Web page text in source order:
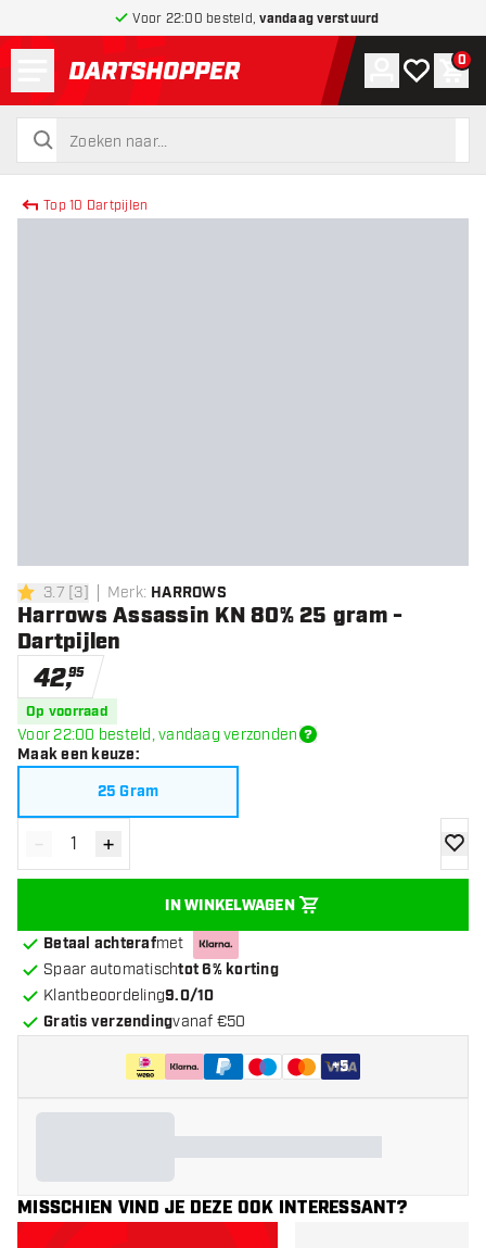
Voor 22:00 besteld,vandaag verstuurd
terug naar home pagina
zoeken
zoeken
Account
Mijn 0
Top 10 Dartpijlen
3.7 score sterren
3.7 [3] Merk: HARROWS
Harrows Assassin KN 80% 25 gram -
Dartpijlen
42,95
Op voorraad
Voor 22:00 besteld, vandaag verzonden
Maak een keuze:
25 Gram
Verminder hoeveelheid
- Verhoog hoeveelheid
+
IN WINKELWAGEN
Betaal achterafmet
Spaar automatischtot 6% korting
Klantbeoordeling9.0/10
Gratis verzendingvanaf €50
+5
MISSCHIEN VIND JE DEZE OOK INTERESSANT?